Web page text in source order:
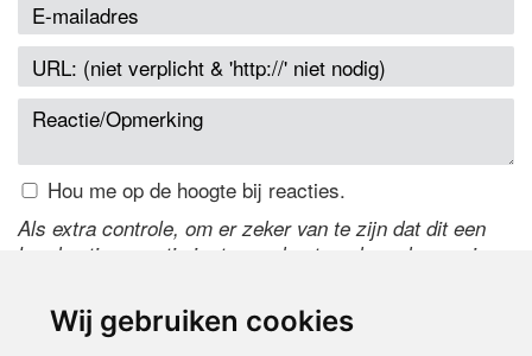
Wij gebruiken cookies
Hou me op de hoogte bij reacties.
Als extra controle, om er zeker van te zijn dat dit een
handmatige reactie is, typ onderstaande code over in
de code te wijzigen.